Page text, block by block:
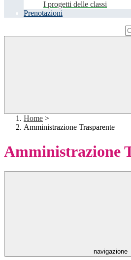
I progetti delle classi
Prenotazioni
Home >
Amministrazione Trasparente
Amministrazione
navigazione